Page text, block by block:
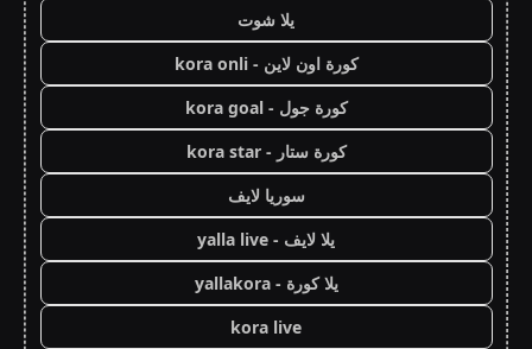
يلا شوت
كورة اون لاين - kora onli
كورة جول - kora goal
كورة ستار - kora star
سوريا لايف
يلا لايف - yalla live
يلا كورة - yallakora
kora live